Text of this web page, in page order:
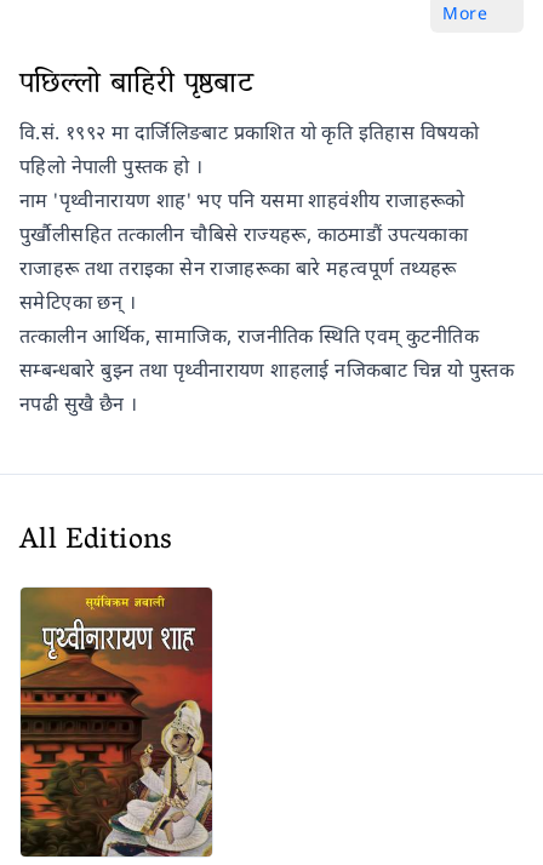
More
पछिल्लो बाहिरी पृष्ठबाट
वि.सं. १९९२ मा दार्जिलिङबाट प्रकाशित यो कृति इतिहास विषयको
पहिलो नेपाली पुस्तक हो ।
नाम 'पृथ्वीनारायण शाह' भए पनि यसमा शाहवंशीय राजाहरूको
पुर्खौलीसहित तत्कालीन चौबिसे राज्यहरू, काठमाडौं उपत्यकाका
राजाहरू तथा तराइका सेन राजाहरूका बारे महत्वपूर्ण तथ्यहरू
समेटिएका छन् ।
तत्कालीन आर्थिक, सामाजिक, राजनीतिक स्थिति एवम् कुटनीतिक
सम्बन्धबारे बुझ्न तथा पृथ्वीनारायण शाहलाई नजिकबाट चिन्न यो पुस्तक
नपढी सुखै छैन ।
All Editions